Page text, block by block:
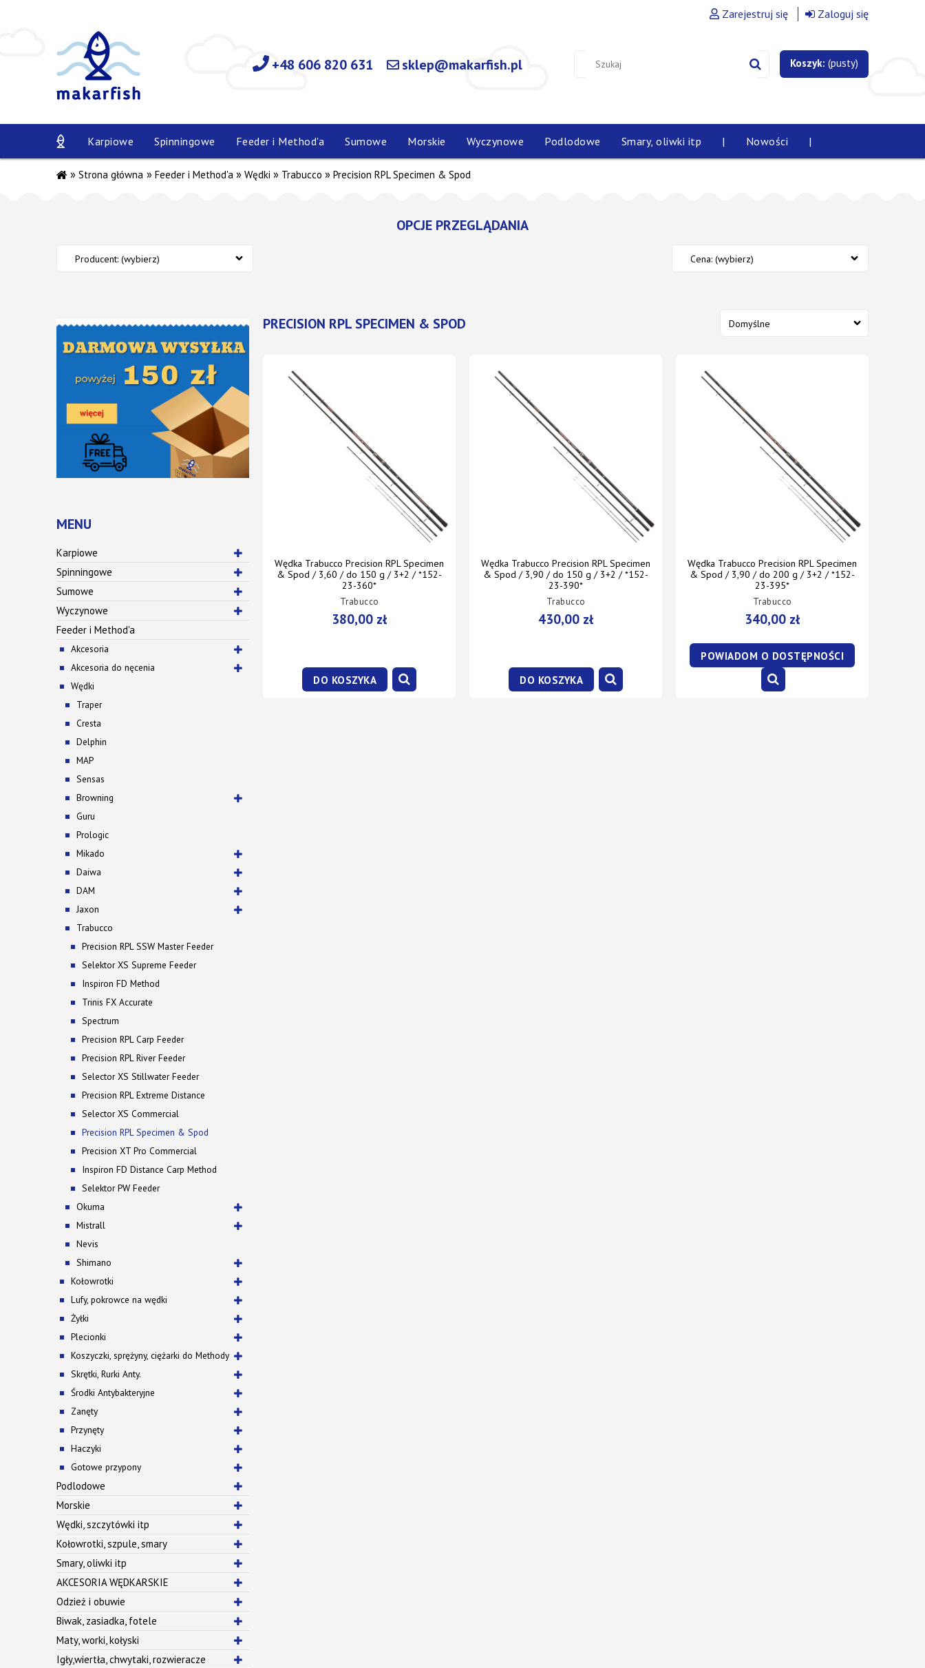
Zarejestruj się Zaloguj się
Koszyk: (pusty)
+48 606 820 631 sklep@makarfish.pl
Karpiowe Spinningowe Feeder i Method'a Sumowe Morskie Wyczynowe Podlodowe Smary, oliwki itp | Nowości |
» Strona główna » Feeder i Method'a » Wędki » Trabucco » Precision RPL Specimen & Spod
OPCJE PRZEGLĄDANIA
Producent: (wybierz) Cena: (wybierz)
MENU
Karpiowe
Spinningowe
Sumowe
Wyczynowe
Feeder i Method'a
Akcesoria
Akcesoria do nęcenia
Wędki
Traper
Cresta
Delphin
MAP
Sensas
Browning
Guru
Prologic
Mikado
Daiwa
DAM
Jaxon
Trabucco
Precision RPL SSW Master Feeder
Selektor XS Supreme Feeder
Inspiron FD Method
Trinis FX Accurate
Spectrum
Precision RPL Carp Feeder
Precision RPL River Feeder
Selector XS Stillwater Feeder
Precision RPL Extreme Distance
Selector XS Commercial
Precision RPL Specimen & Spod
Precision XT Pro Commercial
Inspiron FD Distance Carp Method
Selektor PW Feeder
Okuma
Mistrall
Nevis
Shimano
Kołowrotki
Lufy, pokrowce na wędki
Żyłki
Plecionki
Koszyczki, sprężyny, ciężarki do Methody
Skrętki, Rurki Anty.
Środki Antybakteryjne
Zanęty
Przynęty
Haczyki
Gotowe przypony
Podlodowe
Morskie
Wędki, szczytówki itp
Kołowrotki, szpule, smary
Smary, oliwki itp
AKCESORIA WĘDKARSKIE
Odzież i obuwie
Biwak, zasiadka, fotele
Maty, worki, kołyski
Igły,wiertła, chwytaki, rozwieracze
PRECISION RPL SPECIMEN & SPOD
Wędka Trabucco Precision RPL Specimen
& Spod / 3,60 / do 150 g / 3+2 / *152-
23-360*
Trabucco
380,00 zł
DO KOSZYKA
Wędka Trabucco Precision RPL Specimen
& Spod / 3,90 / do 150 g / 3+2 / *152-
23-390*
Trabucco
430,00 zł
DO KOSZYKA
Wędka Trabucco Precision RPL Specimen
& Spod / 3,90 / do 200 g / 3+2 / *152-
23-395*
Trabucco
340,00 zł
POWIADOM O DOSTĘPNOŚCI